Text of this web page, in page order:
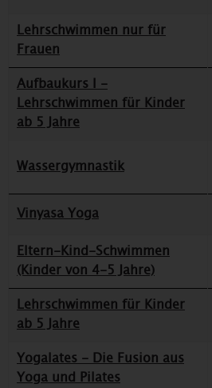
Lehrschwimmen nur für
Frauen
Aufbaukurs I -
Lehrschwimmen für Kinder
ab 5 Jahre
Wassergymnastik
Vinyasa Yoga
Eltern-Kind-Schwimmen
(Kinder von 4-5 Jahre)
Lehrschwimmen für Kinder
ab 5 Jahre
Yogalates - Die Fusion aus
Yoga und Pilates